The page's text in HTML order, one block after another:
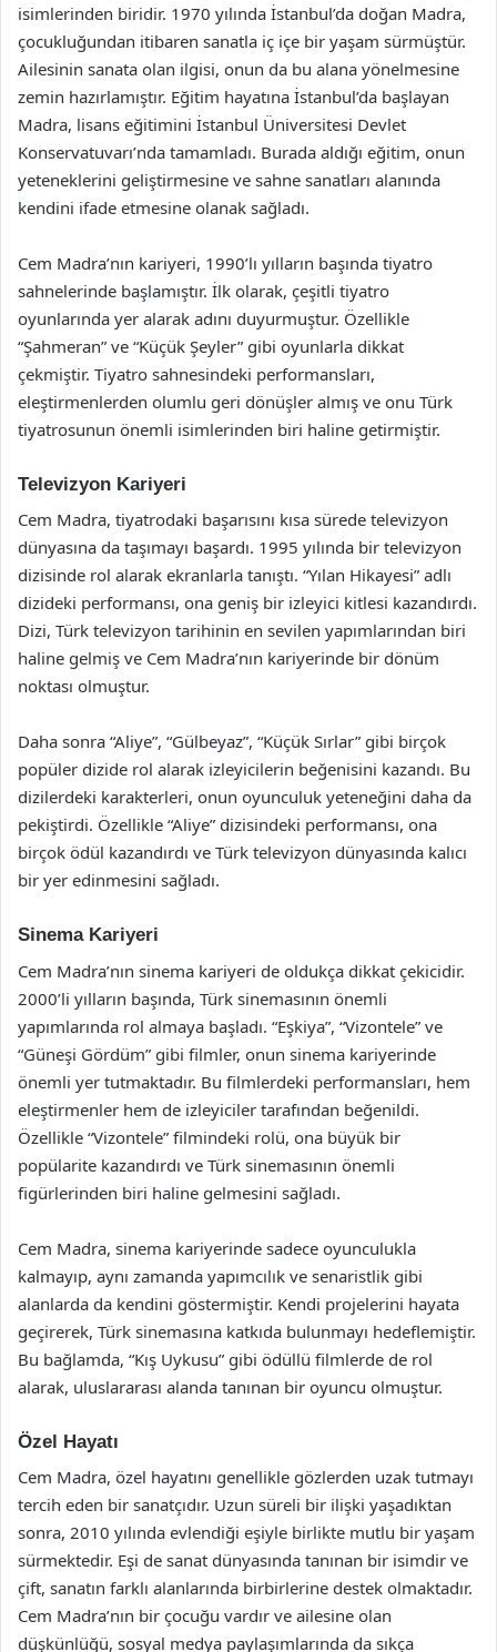
isimlerinden biridir. 1970 yılında İstanbul’da doğan Madra,
çocukluğundan itibaren sanatla iç içe bir yaşam sürmüştür.
Ailesinin sanata olan ilgisi, onun da bu alana yönelmesine
zemin hazırlamıştır. Eğitim hayatına İstanbul’da başlayan
Madra, lisans eğitimini İstanbul Üniversitesi Devlet
Konservatuvarı’nda tamamladı. Burada aldığı eğitim, onun
yeteneklerini geliştirmesine ve sahne sanatları alanında
kendini ifade etmesine olanak sağladı.
Cem Madra’nın kariyeri, 1990’lı yılların başında tiyatro
sahnelerinde başlamıştır. İlk olarak, çeşitli tiyatro
oyunlarında yer alarak adını duyurmuştur. Özellikle
“Şahmeran” ve “Küçük Şeyler” gibi oyunlarla dikkat
çekmiştir. Tiyatro sahnesindeki performansları,
eleştirmenlerden olumlu geri dönüşler almış ve onu Türk
tiyatrosunun önemli isimlerinden biri haline getirmiştir.
Televizyon Kariyeri
Cem Madra, tiyatrodaki başarısını kısa sürede televizyon
dünyasına da taşımayı başardı. 1995 yılında bir televizyon
dizisinde rol alarak ekranlarla tanıştı. “Yılan Hikayesi” adlı
dizideki performansı, ona geniş bir izleyici kitlesi kazandırdı.
Dizi, Türk televizyon tarihinin en sevilen yapımlarından biri
haline gelmiş ve Cem Madra’nın kariyerinde bir dönüm
noktası olmuştur.
Daha sonra “Aliye”, “Gülbeyaz”, “Küçük Sırlar” gibi birçok
popüler dizide rol alarak izleyicilerin beğenisini kazandı. Bu
dizilerdeki karakterleri, onun oyunculuk yeteneğini daha da
pekiştirdi. Özellikle “Aliye” dizisindeki performansı, ona
birçok ödül kazandırdı ve Türk televizyon dünyasında kalıcı
bir yer edinmesini sağladı.
Sinema Kariyeri
Cem Madra’nın sinema kariyeri de oldukça dikkat çekicidir.
2000’li yılların başında, Türk sinemasının önemli
yapımlarında rol almaya başladı. “Eşkiya”, “Vizontele” ve
“Güneşi Gördüm” gibi filmler, onun sinema kariyerinde
önemli yer tutmaktadır. Bu filmlerdeki performansları, hem
eleştirmenler hem de izleyiciler tarafından beğenildi.
Özellikle “Vizontele” filmindeki rolü, ona büyük bir
popülarite kazandırdı ve Türk sinemasının önemli
figürlerinden biri haline gelmesini sağladı.
Cem Madra, sinema kariyerinde sadece oyunculukla
kalmayıp, aynı zamanda yapımcılık ve senaristlik gibi
alanlarda da kendini göstermiştir. Kendi projelerini hayata
geçirerek, Türk sinemasına katkıda bulunmayı hedeflemiştir.
Bu bağlamda, “Kış Uykusu” gibi ödüllü filmlerde de rol
alarak, uluslararası alanda tanınan bir oyuncu olmuştur.
Özel Hayatı
Cem Madra, özel hayatını genellikle gözlerden uzak tutmayı
tercih eden bir sanatçıdır. Uzun süreli bir ilişki yaşadıktan
sonra, 2010 yılında evlendiği eşiyle birlikte mutlu bir yaşam
sürmektedir. Eşi de sanat dünyasında tanınan bir isimdir ve
çift, sanatın farklı alanlarında birbirlerine destek olmaktadır.
Cem Madra’nın bir çocuğu vardır ve ailesine olan
düşkünlüğü, sosyal medya paylaşımlarında da sıkça